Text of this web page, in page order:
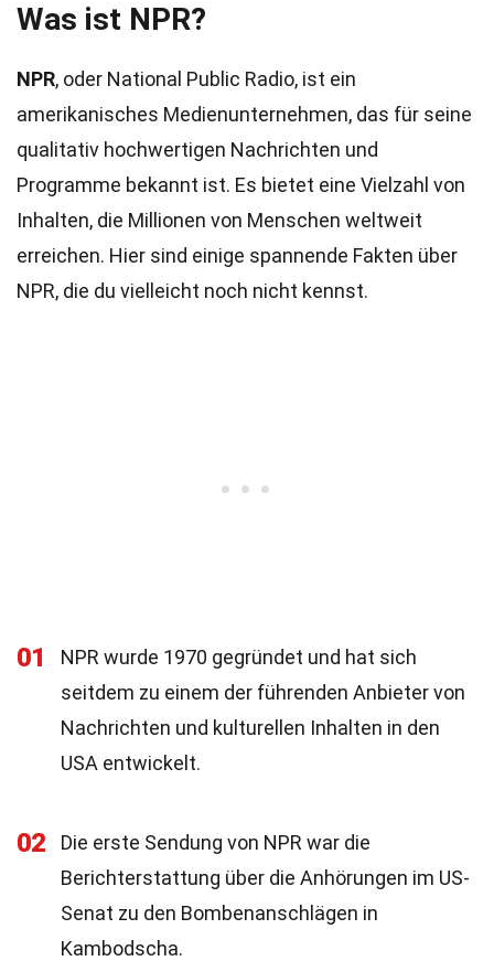
Was ist NPR?
NPR, oder National Public Radio, ist ein
amerikanisches Medienunternehmen, das für seine
qualitativ hochwertigen Nachrichten und
Programme bekannt ist. Es bietet eine Vielzahl von
Inhalten, die Millionen von Menschen weltweit
erreichen. Hier sind einige spannende Fakten über
NPR, die du vielleicht noch nicht kennst.
01
NPR wurde 1970 gegründet und hat sich
seitdem zu einem der führenden Anbieter von
Nachrichten und kulturellen Inhalten in den
USA entwickelt.
02
Die erste Sendung von NPR war die
Berichterstattung über die Anhörungen im US-
Senat zu den Bombenanschlägen in
Kambodscha.